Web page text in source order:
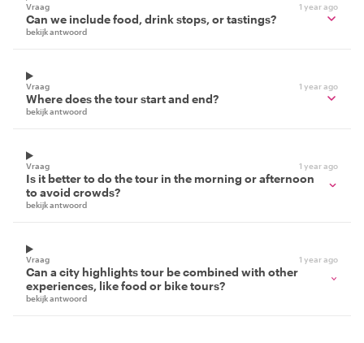
Vraag 1 year ago
Can we include food, drink stops, or tastings?
bekijk antwoord
Vraag 1 year ago
Where does the tour start and end?
bekijk antwoord
Vraag 1 year ago
Is it better to do the tour in the morning or afternoon
to avoid crowds?
bekijk antwoord
Vraag 1 year ago
Can a city highlights tour be combined with other
experiences, like food or bike tours?
bekijk antwoord